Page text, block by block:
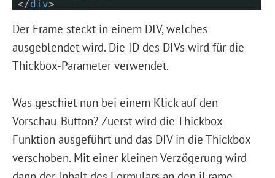
</div>
Der Frame steckt in einem DIV, welches
ausgeblendet wird. Die ID des DIVs wird für die
Thickbox-Parameter verwendet.
Was geschiet nun bei einem Klick auf den
Vorschau-Button? Zuerst wird die Thickbox-
Funktion ausgeführt und das DIV in die Thickbox
verschoben. Mit einer kleinen Verzögerung wird